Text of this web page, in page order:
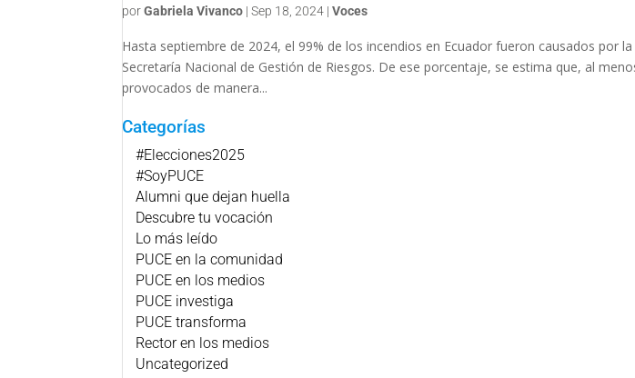
porGabriela Vivanco |Sep 18, 2024 |Voces
Hasta septiembre de 2024, el 99% de los incendios en Ecuador fueron causados por
Secretaría Nacional de Gestión de Riesgos. De ese porcentaje, se estima que, al
provocados de manera...
Categorías
#Elecciones2025
#SoyPUCE
Alumni que dejan huella
Descubre tu vocación
Lo más leído
PUCE en la comunidad
PUCE en los medios
PUCE investiga
PUCE transforma
Rector en los medios
Uncategorized